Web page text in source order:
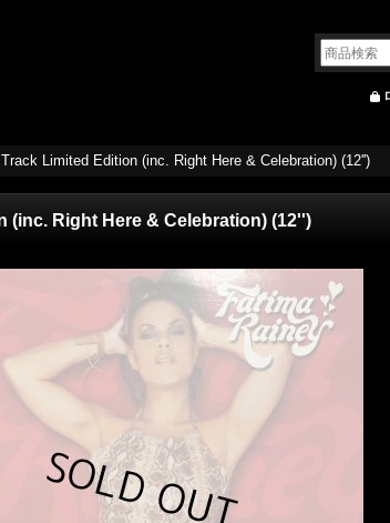
Limited Edition (inc. Right Here & Celebration) (12'')
(inc. Right Here & Celebration) (12'')